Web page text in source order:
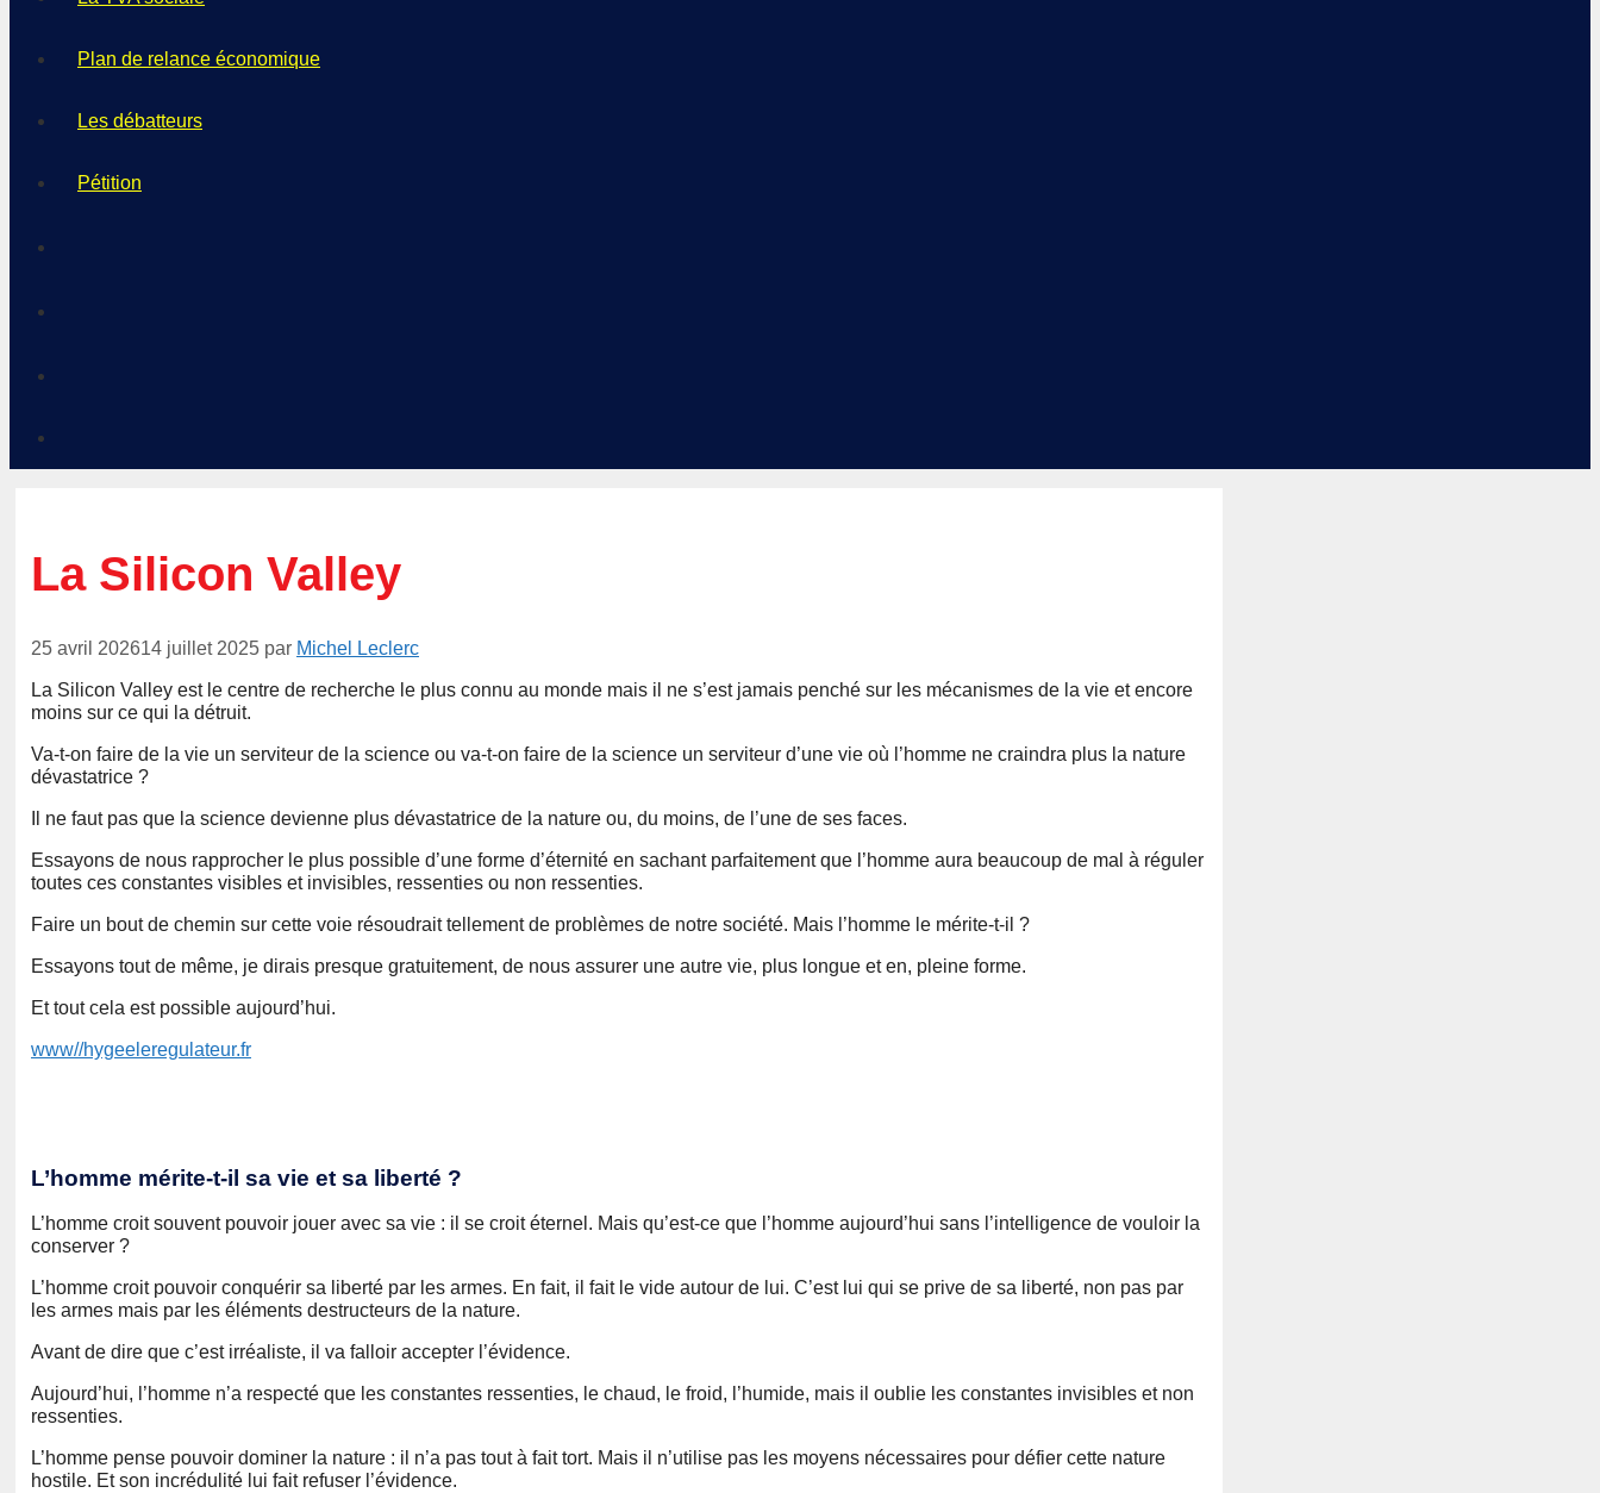
Plan de relance économique
Les débatteurs
Pétition
La Silicon Valley
25 avril 202614 juillet 2025 par Michel Leclerc
La Silicon Valley est le centre de recherche le plus connu au monde mais il ne s’est jamais penché sur les mécanismes de la vie et encore
moins sur ce qui la détruit.
Va-t-on faire de la vie un serviteur de la science ou va-t-on faire de la science un serviteur d’une vie où l’homme ne craindra plus la nature
dévastatrice ?
Il ne faut pas que la science devienne plus dévastatrice de la nature ou, du moins, de l’une de ses faces.
Essayons de nous rapprocher le plus possible d’une forme d’éternité en sachant parfaitement que l’homme aura beaucoup de mal à réguler
toutes ces constantes visibles et invisibles, ressenties ou non ressenties.
Faire un bout de chemin sur cette voie résoudrait tellement de problèmes de notre société. Mais l’homme le mérite-t-il ?
Essayons tout de même, je dirais presque gratuitement, de nous assurer une autre vie, plus longue et en, pleine forme.
Et tout cela est possible aujourd’hui.
www//hygeeleregulateur.fr
L’homme mérite-t-il sa vie et sa liberté ?
L’homme croit souvent pouvoir jouer avec sa vie : il se croit éternel. Mais qu’est-ce que l’homme aujourd’hui sans l’intelligence de vouloir la
conserver ?
L’homme croit pouvoir conquérir sa liberté par les armes. En fait, il fait le vide autour de lui. C’est lui qui se prive de sa liberté, non pas par
les armes mais par les éléments destructeurs de la nature.
Avant de dire que c’est irréaliste, il va falloir accepter l’évidence.
Aujourd’hui, l’homme n’a respecté que les constantes ressenties, le chaud, le froid, l’humide, mais il oublie les constantes invisibles et non
ressenties.
L’homme pense pouvoir dominer la nature : il n’a pas tout à fait tort. Mais il n’utilise pas les moyens nécessaires pour défier cette nature
hostile. Et son incrédulité lui fait refuser l’évidence.